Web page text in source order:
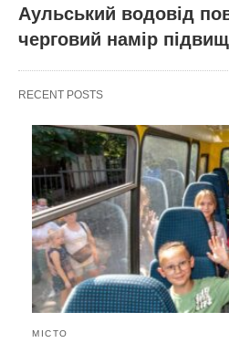
Аульський водовід
черговий намір
RECENT POSTS
МІСТО